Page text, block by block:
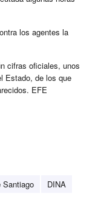
los agentes la
cifras oficiales, unos
Estado, de los que
EFE
Santiago
DINA